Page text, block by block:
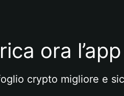
ora
crypto migliore e